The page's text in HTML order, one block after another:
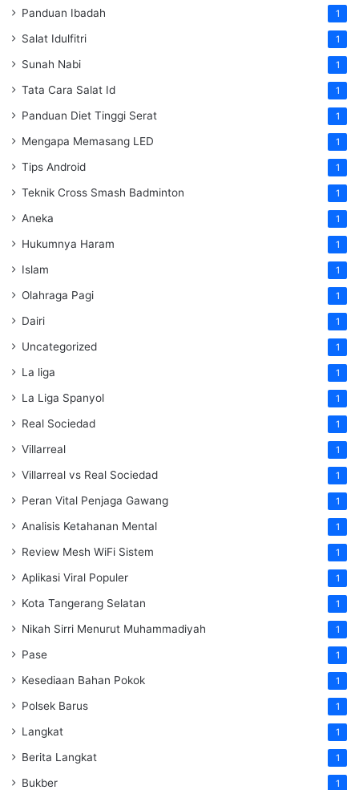
Panduan Ibadah 1
Salat Idulfitri 1
Sunah Nabi 1
Tata Cara Salat Id 1
Panduan Diet Tinggi Serat 1
Mengapa Memasang LED 1
Tips Android 1
Teknik Cross Smash Badminton 1
Aneka 1
Hukumnya Haram 1
Islam 1
Olahraga Pagi 1
Dairi 1
Uncategorized 1
La liga 1
La Liga Spanyol 1
Real Sociedad 1
Villarreal 1
Villarreal vs Real Sociedad 1
Peran Vital Penjaga Gawang 1
Analisis Ketahanan Mental 1
Review Mesh WiFi Sistem 1
Aplikasi Viral Populer 1
Kota Tangerang Selatan 1
Nikah Sirri Menurut Muhammadiyah 1
Pase 1
Kesediaan Bahan Pokok 1
Polsek Barus 1
Langkat 1
Berita Langkat 1
Bukber 1